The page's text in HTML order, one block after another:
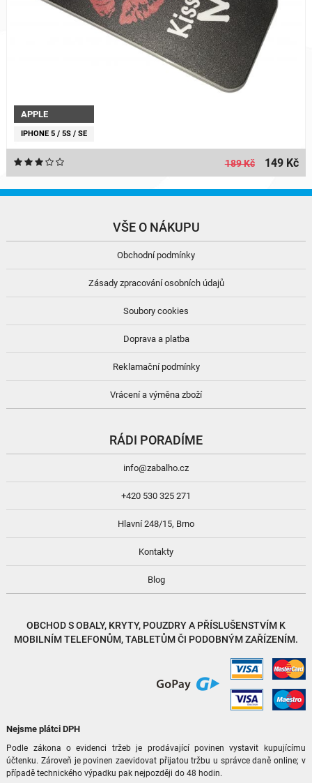
APPLE
IPHONE 5 / 5S / SE
189 Kč 149 Kč
VŠE O NÁKUPU
Obchodní podmínky
Zásady zpracování osobních údajů
Soubory cookies
Doprava a platba
Reklamační podmínky
Vrácení a výměna zboží
RÁDI PORADÍME
info@zabalho.cz
+420 530 325 271
Hlavní 248/15, Brno
Kontakty
Blog
OBCHOD SOBALY, KRYTY, POUZDRYA PŘÍSLUŠENSTVÍM K
MOBILNÍM TELEFONŮM, TABLETŮM ČI PODOBNÝM ZAŘÍZENÍM.
Nejsme plátci DPH
Podle zákona o evidenci tržeb je prodávající povinen vystavit kupujícímu
účtenku. Zároveň je povinen zaevidovat přijatou tržbu u správce daně online; v
případě technického výpadku pak nejpozději do 48 hodin.